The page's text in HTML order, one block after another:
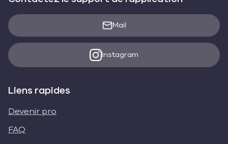
Mail
Instagram
Liens rapides
Devenir pro
FAQ